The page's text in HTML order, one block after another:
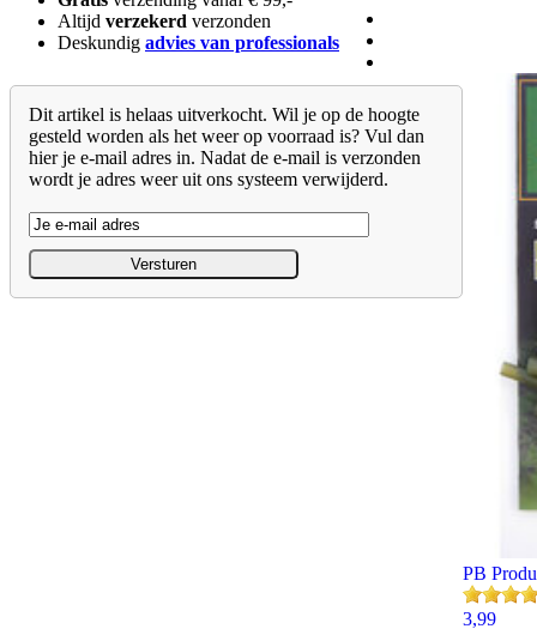
Altijd verzekerd verzonden
Deskundig advies van professionals
Dit artikel is helaas uitverkocht. Wil je op de hoogte
gesteld worden als het weer op voorraad is? Vul dan
hier je e-mail adres in. Nadat de e-mail is verzonden
wordt je adres weer uit ons systeem verwijderd.
PB
3,99